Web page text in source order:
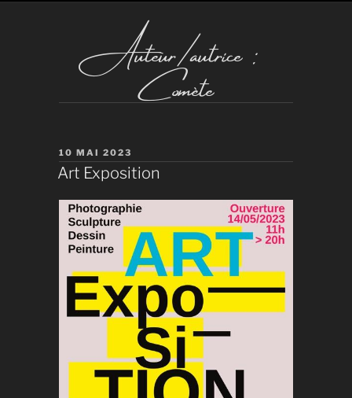
Auteur/autrice :
Comète
PUBLIÉ
LE
10 MAI 2023
Art Exposition